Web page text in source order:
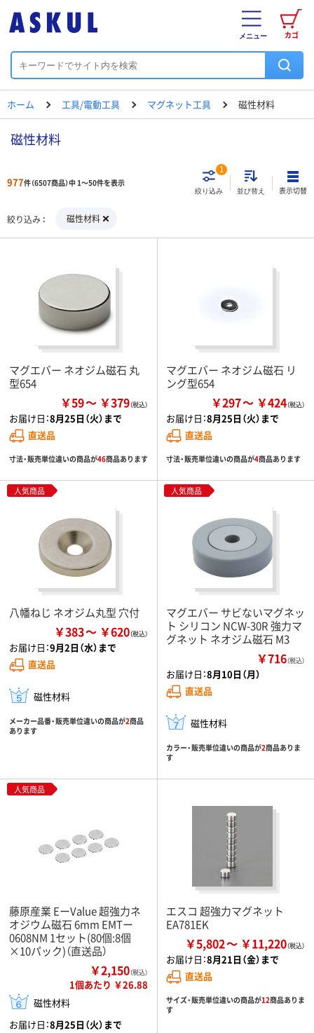
カゴ
メニュー
ホーム 工具/電動工具 マグネット工具 磁性材料
磁性材料
977件（6507商品）中 1～50件を表示
絞り込み
1
並び替え 表示切替
絞り込み 磁性材料
マグエバー ネオジム磁石 丸
型654
￥59 ￥379
お届け日：8月25日（火）まで
直送品
寸法・販売単位違いの商品が46商品あります
マグエバー ネオジム磁石 リ
ング型654
￥297 ￥424
お届け日：8月25日（火）まで
直送品
寸法・販売単位違いの商品が4商品あります
人気商品
八幡ねじ ネオジム丸型 穴付
￥383 ￥620
お届け日：9月2日（水）まで
直送品
磁性材料
メーカー品番・販売単位違いの商品が2商品
あります
人気商品
マグエバー サビないマグネッ
ト シリコン NCW-30R 強力マ
グネット ネオジム磁石 M3
￥716（税込）
お届け日：8月10日（月）
直送品
磁性材料
カラー・販売単位違いの商品が2商品ありま
す
人気商品
藤原産業 EーValue 超強力ネ
オジウム磁石 6mm EMTー
0608NM 1セット(80個:8個
×10パック)（直送品）
￥2,150（税込）
1個あたり ￥26.88
磁性材料
お届け日：8月25日（火）まで
エスコ 超強力マグネット
EA781EK
￥5,802 ￥11,220
お届け日：8月21日（金）まで
直送品
サイズ・販売単位違いの商品が12商品ありま
す